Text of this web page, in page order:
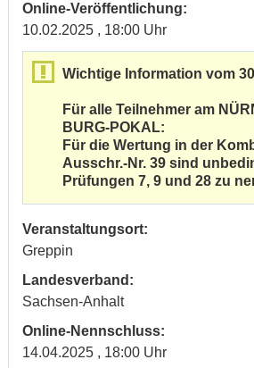
Online-Veröffentlichung:
10.02.2025 , 18:00 Uhr
Wichtige Information vom
Für alle Teilnehmer am
BURG-POKAL:
Für die Wertung in der
Ausschr.-Nr. 39 sind
Prüfungen 7, 9 und 28 zu
Veranstaltungsort:
Greppin
Landesverband:
Sachsen-Anhalt
Online-Nennschluss:
14.04.2025 , 18:00 Uhr